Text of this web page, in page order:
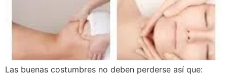
Las buenas costumbres no deben perderse así que: